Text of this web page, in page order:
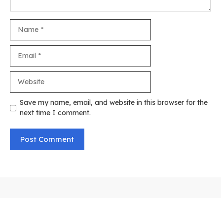
Save my name, email, and website in this browser for the
next time I comment.